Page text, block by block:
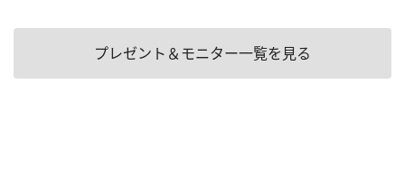
プレゼント＆モニター一覧を見る